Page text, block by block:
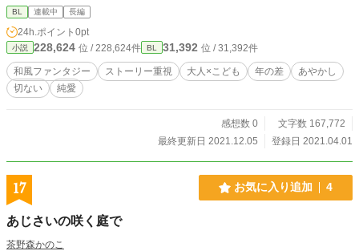
なることなく線を引き。そしてやがて訪れる、いつかの終わ
り。 果てしなく続く旅路の果てで、二人が辿り着いた答えと
は……。 基本的に1話完結型のお話です。緩やかに過ぎてい
く不思議なお話たちと、二人の恋の行方をお楽しみくださ
い。 表紙は青野さんに描いていただきました。 ※この作品は
他サイトでも公開されています。
BL 連載中 長編
24h.ポイント 0pt
小説 228,624 位 / 228,624件 BL 31,392 位 / 31,392件
和風ファンタジー ストーリー重視 大人×こども 年の差
あやかし
切ない
純愛
感想数 0
文字数 167,772
最終更新日 2021.12.05
登録日 2021.04.01
17 お気に入り追加 4
あじさいの咲く庭で
茶野森かのこ